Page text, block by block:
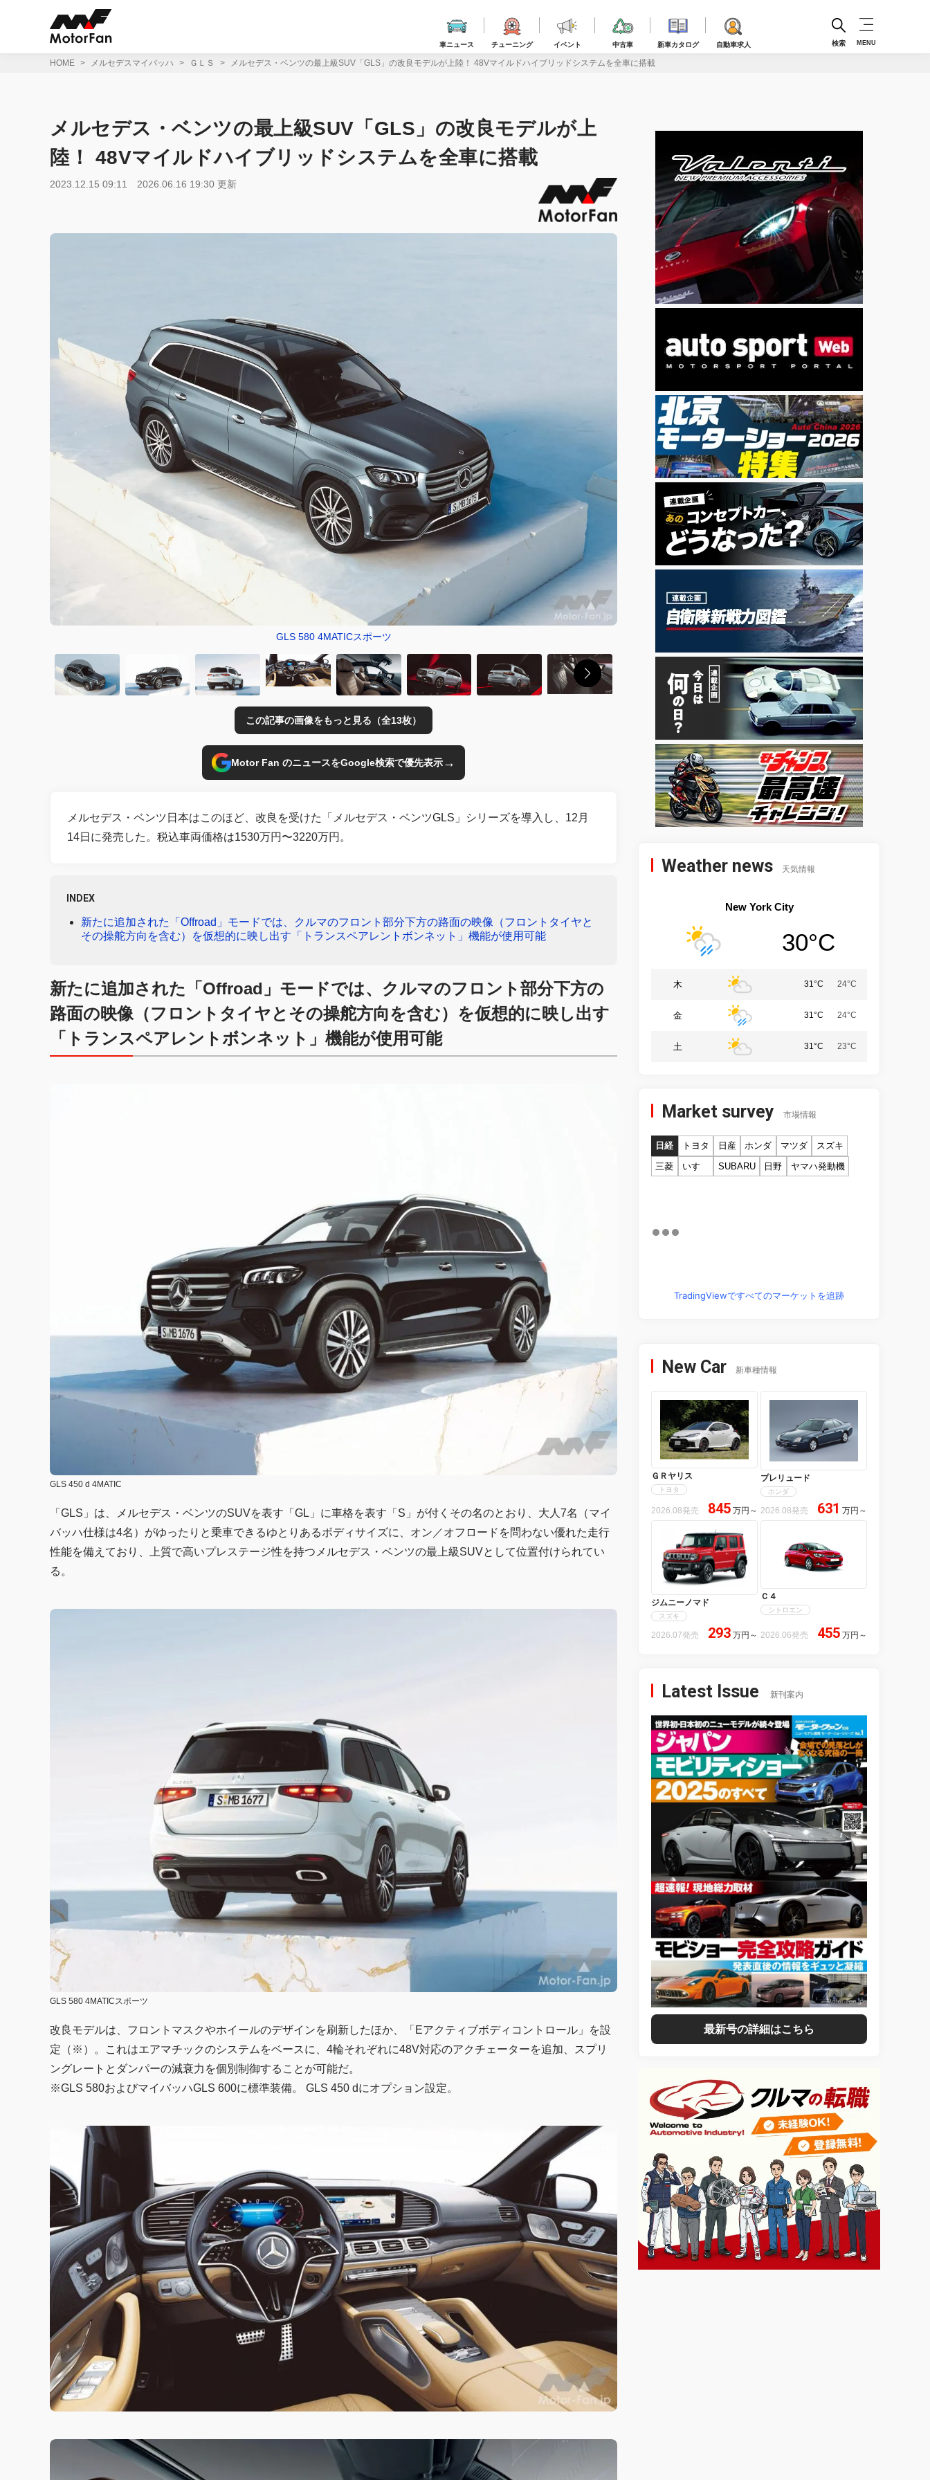
車ニュース チューニング イベント 中古車 新車カタログ 自動車求人 検索 MENU
HOME メルセデスマイバッハ ＧＬＳ メルセデス・ベンツの最上級SUV「GLS」の改良モデルが上陸！ 48Vマイルドハイブリッドシステムを全車に搭載
メルセデス・ベンツの最上級SUV「GLS」の改良モデルが上
陸！ 48Vマイルドハイブリッドシステムを全車に搭載
2023.12.15 09:11 2026.06.16 19:30 更新
GLS 580 4MATICスポーツ
この記事の画像をもっと見る（全13枚）
Motor Fan のニュースをGoogle検索で優先表示→
メルセデス・ベンツ日本はこのほど、改良を受けた「メルセデス・ベンツGLS」シリーズを導入し、12月
14日に発売した。税込車両価格は1530万円〜3220万円。
INDEX
新たに追加された「Offroad」モードでは、クルマのフロント部分下方の路面の映像（フロントタイヤと
その操舵方向を含む）を仮想的に映し出す「トランスペアレントボンネット」機能が使用可能
新たに追加された「Offroad」モードでは、クルマのフロント部分下方の
路面の映像（フロントタイヤとその操舵方向を含む）を仮想的に映し出す
「トランスペアレントボンネット」機能が使用可能
GLS 450 d 4MATIC
「GLS」は、メルセデス・ベンツのSUVを表す「GL」に車格を表す「S」が付くその名のとおり、大人7名（マイ
バッハ仕様は4名）がゆったりと乗車できるゆとりあるボディサイズに、オン／オフロードを問わない優れた走行
性能を備えており、上質で高いプレステージ性を持つメルセデス・ベンツの最上級SUVとして位置付けられてい
る。
GLS 580 4MATICスポーツ
改良モデルは、フロントマスクやホイールのデザインを刷新したほか、「Eアクティブボディコントロール」を設
定（※）。これはエアマチックのシステムをベースに、4輪それぞれに48V対応のアクチェーターを追加、スプリ
ングレートとダンパーの減衰力を個別制御することが可能だ。
※GLS 580およびマイバッハGLS 600に標準装備。 GLS 450 dにオプション設定。
Weather news 天気情報
New York City
30°C
木 31°C 24°C
金 31°C 24°C
土 31°C 23°C
Market survey 市場情報
日経 トヨタ 日産 ホンダ マツダ
スズキ
三菱
いすゞ SUBARU 日野 ヤマハ発動機
TradingViewですべてのマーケットを追跡
New Car 新車種情報
ＧＲヤリス
トヨタ
2026.08発売 845 万円 ～
プレリュード
ホンダ
2026.08発売 631 万円 ～
ジムニーノマド
スズキ
2026.07発売 293 万円 ～
Ｃ４
シトロエン
2026.06発売 455 万円 ～
Latest Issue 新刊案内
最新号の詳細はこちら